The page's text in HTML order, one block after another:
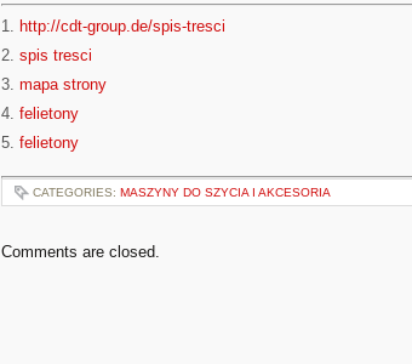
1. http://cdt-group.de/spis-tresci
2. spis tresci
3. mapa strony
4. felietony
5. felietony
CATEGORIES: MASZYNY DO SZYCIA I AKCESORIA
Comments are closed.